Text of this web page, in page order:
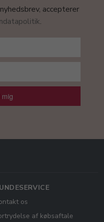
accepterer
.
os
af købsaftale